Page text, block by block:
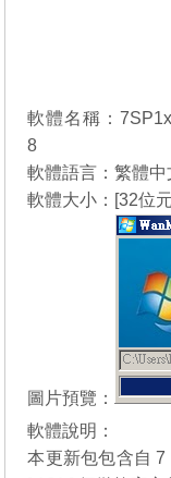
軟體名稱：
8
軟體語言：繁體
軟體大小：[32位
圖片預覽：
軟體說明：
本更新包包含自